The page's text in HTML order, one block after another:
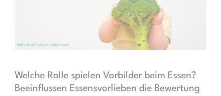
Welche Rolle spielen Vorbilder beim Essen?
Beeinflussen Essensvorlieben die Bewertung